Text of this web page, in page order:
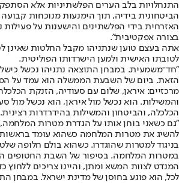
התנחלויות בלב הערים הפלשתיניות אלא
הביטחונית בידיה, תוך הימנעות מנוכחות
האזרחית בידי הפלשתינים והישענות על
בצורה אפקטיבית".
אתה בעצם טוען שנתניהו מקבל החלטות שאינן
לטובתו האישית ולמען הישרדותו הפוליטית.
"חד־משמעית. במבחן התוצאה נתניהו נכשל
הזאת. ביום של השבעת הממשלה הוא עמד על
מרכזיים: איראן, שלום עם סעודיה, הזנקת
והמשילות. הוא נכשל מול איראן, הוא נכשל מול
הכלכלה, והביטחון והמשילות בהידרדרות רצינית.
"גם כשאני בוחן אותו על הגדרת מטרות
להשיג את מטרות המלחמה כשהוא עומד
בניגוד למטרות שהוגדרו. כשהוא בולם חלופה
במטרות המלחמה. בסיפור של השבת החטופים
המנדט לצוות המשא ומתן, והיינו צריכים ללחוץ
לכל, הוא פוגע בחוסן של מדינת ישראל. במבחן